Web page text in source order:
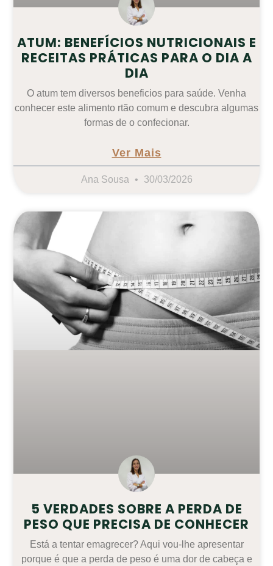
ATUM: BENEFÍCIOS NUTRICIONAIS E
RECEITAS PRÁTICAS PARA O DIA A
DIA
O atum tem diversos beneficios para saúde. Venha
conhecer este alimento rtão comum e descubra algumas
formas de o confecionar.
Ver Mais
Ana Sousa 30/03/2026
5 VERDADES SOBRE A PERDA DE
PESO QUE PRECISA DE CONHECER
Está a tentar emagrecer? Aqui vou-lhe apresentar
porque é que a perda de peso é uma dor de cabeça e